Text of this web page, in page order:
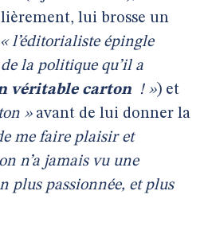
lui brosse un
« l’éditorialiste épingle
la politique qu’il a
véritable carton ! ») et
»avant de lui donner la
me faire plaisir et
n’a jamais vu une
plus passionnée, et plus